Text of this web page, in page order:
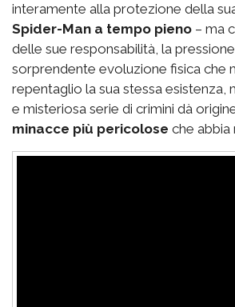
interamente alla protezione della
Spider-Man a tempo pieno – ma
delle sue responsabilità, la
sorprendente evoluzione fisica che
repentaglio la sua stessa esistenza,
e misteriosa serie di crimini dà
minacce più pericolose che abbia